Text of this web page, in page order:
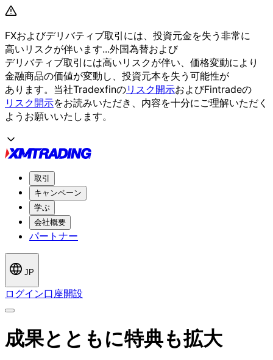
FXおよびデリバティブ取引には、 投資元金を失う 非常に
高いリスクが伴います...外国為替および
デリバティブ取引には高いリスクが伴い、 価格変動により
金融商品の価値が変動し、 投資元本を失う 可能性が
あります。 当社Tradexfinのリスク開示およびFintradeの
リスク開示をお読みいただき、 内容を十分にご理解いただく
よう お願いいたします。
取引
キャンペーン
学ぶ
会社概要
パートナー
JP
ログイン口座開設
成果とともに特典も拡大